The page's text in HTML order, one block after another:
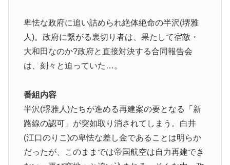
卑怯な政府に追い詰められ絶体絶命の半沢(堺雅
人)。政府に繋がる裏切り者は、果たして宿敵・
大和田なのか?政府と直接対決する合同報告会
は、刻々と迫っていた…。
番組内容
半沢(堺雅人)たちが進める再建案の要となる「新
路線の認可」が突如取り消されてしまう。白井
(江口のりこ)の卑怯な差し金であることは明らか
だったが、このままでは帝国航空は自力再建でき